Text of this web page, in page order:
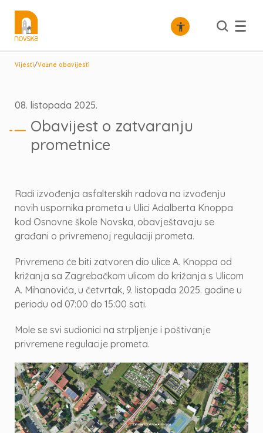
Vijesti/Važne obavijesti
08. listopada 2025.
Obavijest o zatvaranju
prometnice
Radi izvođenja asfalterskih radova na izvođenju
novih uspornika prometa u Ulici Adalberta Knoppa
kod Osnovne škole Novska, obavještavaju se
građani o privremenoj regulaciji prometa.
Privremeno će biti zatvoren dio ulice A. Knoppa od
križanja sa Zagrebačkom ulicom do križanja s Ulicom
A. Mihanovića, u četvrtak, 9. listopada 2025. godine u
periodu od 07:00 do 15:00 sati.
Mole se svi sudionici na strpljenje i poštivanje
privremene regulacije prometa.